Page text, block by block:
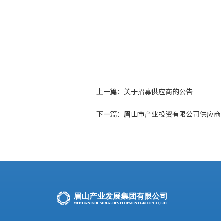
上一篇：关于招募供应商的公告
下一篇：眉山市产业投资有限公司供应